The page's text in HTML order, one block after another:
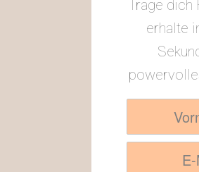
Trage dich
erhalte